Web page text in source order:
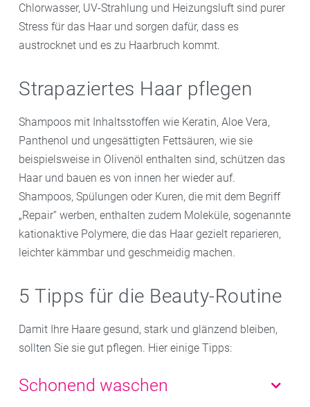
Chlorwasser, UV-Strahlung und Heizungsluft sind purer
Stress für das Haar und sorgen dafür, dass es
austrocknet und es zu Haarbruch kommt.
Strapaziertes Haar pflegen
Shampoos mit Inhaltsstoffen wie Keratin, Aloe Vera,
Panthenol und ungesättigten Fettsäuren, wie sie
beispielsweise in Olivenöl enthalten sind, schützen das
Haar und bauen es von innen her wieder auf.
Shampoos, Spülungen oder Kuren, die mit dem Begriff
„Repair“ werben, enthalten zudem Moleküle, sogenannte
kationaktive Polymere, die das Haar gezielt reparieren,
leichter kämmbar und geschmeidig machen.
5 Tipps für die Beauty-Routine
Damit Ihre Haare gesund, stark und glänzend bleiben,
sollten Sie sie gut pflegen. Hier einige Tipps:
Schonend waschen